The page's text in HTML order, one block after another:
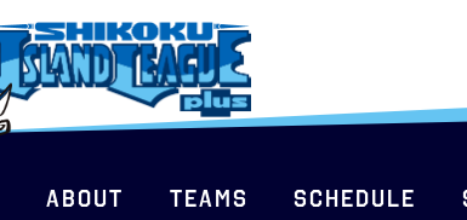
ABOUT TEAMS SCHEDULE